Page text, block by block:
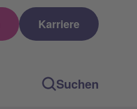
Suchen
Karriere